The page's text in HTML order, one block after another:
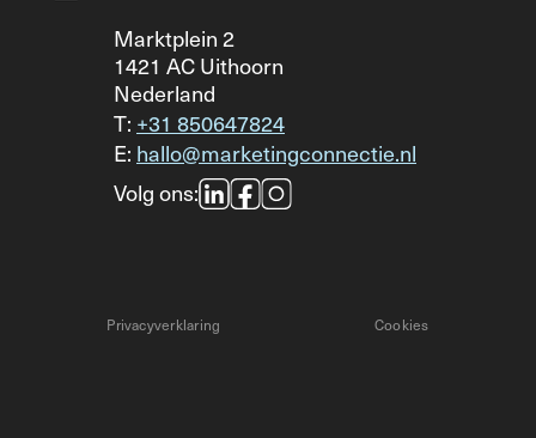
Marktplein 2
1421 AC Uithoorn
Nederland
T: +31 850647824
E: hallo@marketingconnectie.nl
Volg ons:
Privacyverklaring Cookies